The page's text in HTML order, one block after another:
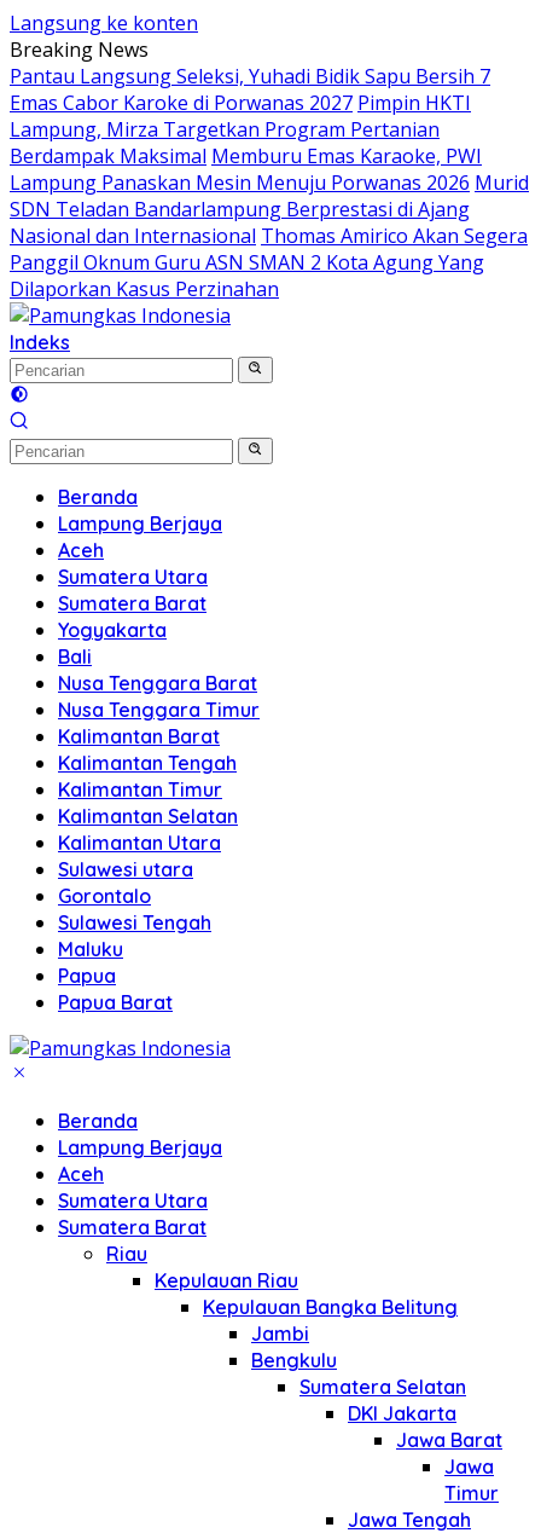
Langsung ke konten
Breaking News
Pantau Langsung Seleksi, Yuhadi Bidik Sapu Bersih 7
Emas Cabor Karoke di Porwanas 2027 Pimpin HKTI
Lampung, Mirza Targetkan Program Pertanian
Berdampak Maksimal Memburu Emas Karaoke, PWI
Lampung Panaskan Mesin Menuju Porwanas 2026 Murid
SDN Teladan Bandarlampung Berprestasi di Ajang
Nasional dan Internasional Thomas Amirico Akan Segera
Panggil Oknum Guru ASN SMAN 2 Kota Agung Yang
Dilaporkan Kasus Perzinahan
Indeks
Beranda
Lampung Berjaya
Aceh
Sumatera Utara
Sumatera Barat
Yogyakarta
Bali
Nusa Tenggara Barat
Nusa Tenggara Timur
Kalimantan Barat
Kalimantan Tengah
Kalimantan Timur
Kalimantan Selatan
Kalimantan Utara
Sulawesi utara
Gorontalo
Sulawesi Tengah
Maluku
Papua
Papua Barat
Beranda
Lampung Berjaya
Aceh
Sumatera Utara
Sumatera Barat
Riau
Kepulauan Riau
Kepulauan Bangka Belitung
Jambi
Bengkulu
Sumatera Selatan
DKI Jakarta
Jawa Barat
Jawa
Timur
Jawa Tengah